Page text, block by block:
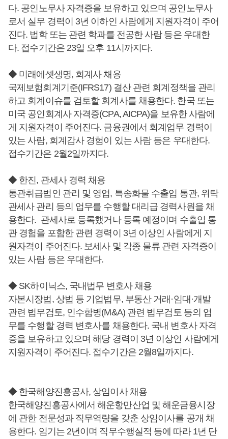
다. 공인노무사 자격증을 보유하고 있으며 공인노무사
로서 실무 경력이 3년 이하인 사람에게 지원자격이 주어
진다. 법학 또는 관련 학과를 전공한 사람 등은 우대한
다. 접수기간은 23일 오후 11시까지다.
◆ 미래에셋생명, 회계사 채용
국제보험회계기준(IFRS17) 결산 관련 회계정책을 관리
하고 회계이슈를 검토할 회계사를 채용한다. 한국 또는
미국 공인회계사 자격증(CPA, AICPA)을 보유한 사람에
게 지원자격이 주어진다. 금융권에서 회계업무 경력이
있는 사람, 회계감사 경험이 있는 사람 등은 우대한다.
접수기간은 2월2일까지다.
◆ 한진, 관세사 경력 채용
통관취급법인 관리 및 영업, 특송화물 수출입 통관, 위탁
관세사 관리 등의 업무를 수행할 대리급 경력사원을 채
용한다. 관세사로 등록했거나 등록 예정이며 수출입 통
관 경험을 포함한 관련 경력이 3년 이상인 사람에게 지
원자격이 주어진다. 보세사 및 각종 물류 관련 자격증이
있는 사람 등은 우대한다.
◆ SK하이닉스, 국내법무 변호사 채용
자본시장법, 상법 등 기업법무, 부동산 거래·임대·개발
관련 법무검토, 인수합병(M&A) 관련 법무검토 등의 업
무를 수행할 경력 변호사를 채용한다. 국내 변호사 자격
증을 보유하고 있으며 해당 경력이 3년 이상인 사람에게
지원자격이 주어진다. 접수기간은 2월8일까지다.
◆ 한국해양진흥공사, 상임이사 채용
한국해양진흥공사에서 해운항만산업 및 해운금융시장
에 관한 전문성과 직무역량을 갖춘 상임이사를 공개 채
용한다. 임기는 2년이며 직무수행실적 등에 따라 1년 단